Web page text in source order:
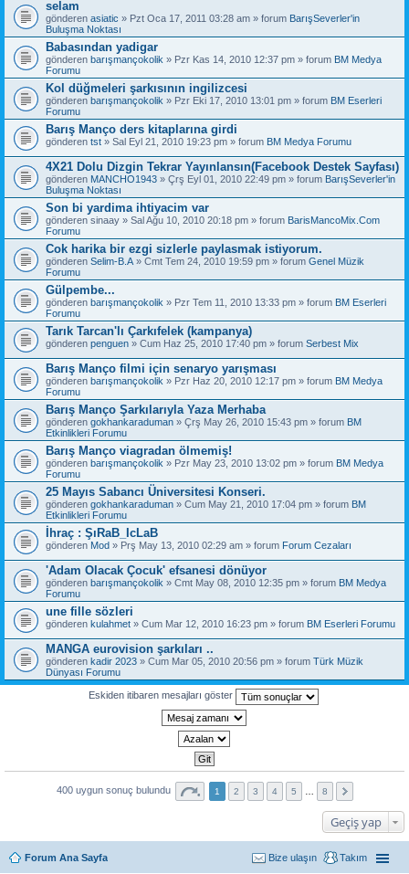
selam
gönderen asiatic » Pzt Oca 17, 2011 03:28 am » forum BarışSeverler'in
Buluşma Noktası
Babasından yadigar
gönderen barışmançokolik » Pzr Kas 14, 2010 12:37 pm » forum BM Medya
Forumu
Kol düğmeleri şarkısının ingilizcesi
gönderen barışmançokolik » Pzr Eki 17, 2010 13:01 pm » forum BM Eserleri
Forumu
Barış Manço ders kitaplarına girdi
gönderen tst » Sal Eyl 21, 2010 19:23 pm » forum BM Medya Forumu
4X21 Dolu Dizgin Tekrar Yayınlansın(Facebook Destek Sayfası)
gönderen MANCHO1943 » Çrş Eyl 01, 2010 22:49 pm » forum BarışSeverler'in
Buluşma Noktası
Son bi yardima ihtiyacim var
gönderen sinaay » Sal Ağu 10, 2010 20:18 pm » forum BarisMancoMix.Com
Forumu
Cok harika bir ezgi sizlerle paylasmak istiyorum.
gönderen Selim-B.A » Cmt Tem 24, 2010 19:59 pm » forum Genel Müzik
Forumu
Gülpembe...
gönderen barışmançokolik » Pzr Tem 11, 2010 13:33 pm » forum BM Eserleri
Forumu
Tarık Tarcan'lı Çarkıfelek (kampanya)
gönderen penguen » Cum Haz 25, 2010 17:40 pm » forum Serbest Mix
Barış Manço filmi için senaryo yarışması
gönderen barışmançokolik » Pzr Haz 20, 2010 12:17 pm » forum BM Medya
Forumu
Barış Manço Şarkılarıyla Yaza Merhaba
gönderen gokhankaraduman » Çrş May 26, 2010 15:43 pm » forum BM
Etkinlikleri Forumu
Barış Manço viagradan ölmemiş!
gönderen barışmançokolik » Pzr May 23, 2010 13:02 pm » forum BM Medya
Forumu
25 Mayıs Sabancı Üniversitesi Konseri.
gönderen gokhankaraduman » Cum May 21, 2010 17:04 pm » forum BM
Etkinlikleri Forumu
İhraç : ŞıRaB_IcLaB
gönderen Mod » Prş May 13, 2010 02:29 am » forum Forum Cezaları
'Adam Olacak Çocuk' efsanesi dönüyor
gönderen barışmançokolik » Cmt May 08, 2010 12:35 pm » forum BM Medya
Forumu
une fille sözleri
gönderen kulahmet » Cum Mar 12, 2010 16:23 pm » forum BM Eserleri Forumu
MANGA eurovision şarkıları ..
gönderen kadir 2023 » Cum Mar 05, 2010 20:56 pm » forum Türk Müzik
Dünyası Forumu
Eskiden itibaren mesajları göster
400 uygun sonuç bulundu 1 2 3 4 5 8
Geçiş yap
Forum Ana Sayfa Takım
Bize ulaşın